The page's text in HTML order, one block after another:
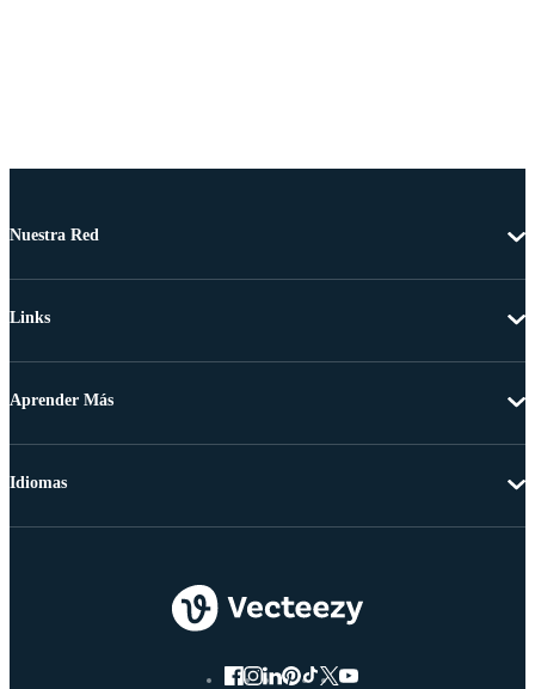
Nuestra Red
Links
Aprender Más
Idiomas